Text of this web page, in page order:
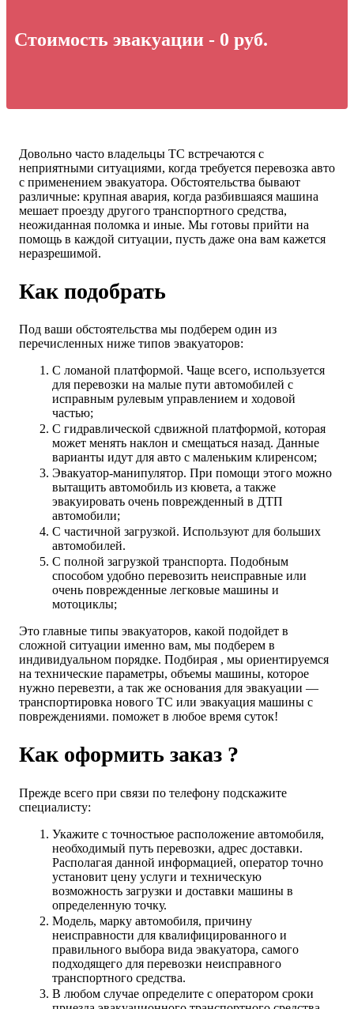
Стоимость эвакуации - 0 руб.
Довольно часто владельцы ТС встречаются с
неприятными ситуациями, когда требуется перевозка авто
с применением эвакуатора. Обстоятельства бывают
различные: крупная авария, когда разбившаяся машина
мешает проезду другого транспортного средства,
неожиданная поломка и иные. Мы готовы прийти на
помощь в каждой ситуации, пусть даже она вам кажется
неразрешимой.
Как подобрать
Под ваши обстоятельства мы подберем один из
перечисленных ниже типов эвакуаторов:
С ломаной платформой. Чаще всего, используется
для перевозки на малые пути автомобилей с
исправным рулевым управлением и ходовой
частью;
С гидравлической сдвижной платформой, которая
может менять наклон и смещаться назад. Данные
варианты идут для авто с маленьким клиренсом;
Эвакуатор-манипулятор. При помощи этого можно
вытащить автомобиль из кювета, а также
эвакуировать очень поврежденный в ДТП
автомобили;
С частичной загрузкой. Используют для больших
автомобилей.
С полной загрузкой транспорта. Подобным
способом удобно перевозить неисправные или
очень поврежденные легковые машины и
мотоциклы;
Это главные типы эвакуаторов, какой подойдет в
сложной ситуации именно вам, мы подберем в
индивидуальном порядке. Подбирая , мы ориентируемся
на технические параметры, объемы машины, которое
нужно перевезти, а так же основания для эвакуации —
транспортировка нового ТС или эвакуация машины с
повреждениями. поможет в любое время суток!
Как оформить заказ ?
Прежде всего при связи по телефону подскажите
специалисту:
Укажите с точностьюе расположение автомобиля,
необходимый путь перевозки, адрес доставки.
Располагая данной информацией, оператор точно
установит цену услуги и техническую
возможность загрузки и доставки машины в
определенную точку.
Модель, марку автомобиля, причину
неисправности для квалифицированного и
правильного выбора вида эвакуатора, самого
подходящего для перевозки неисправного
транспортного средства.
В любом случае определите с оператором сроки